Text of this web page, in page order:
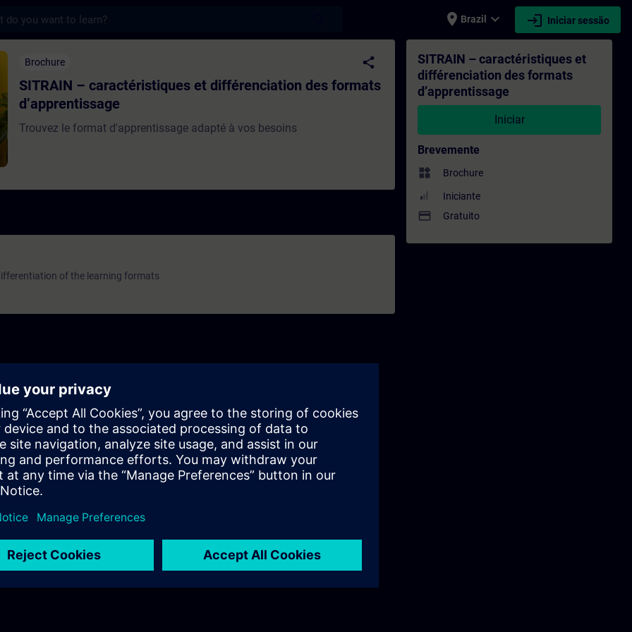
place Brazil expand_more login Iniciar sessão
et différenciation des formats d’apprentissage - Formação -
Brochure share
SITRAIN – caractéristiques et différenciation des formats
d’apprentissage
Trouvez le format d'apprentissage adapté à vos besoins
of the learning formats
SITRAIN – caractéristiques et
différenciation des formats
d’apprentissage
Iniciar
Brevemente
widgets Brochure
Iniciante
payment Gratuito